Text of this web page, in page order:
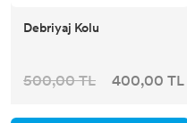
Debriyaj Kolu
500,00 TL 400,00 TL